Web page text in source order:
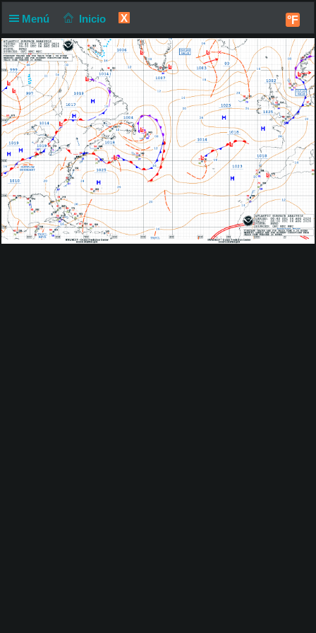
Menú Inicio X °F